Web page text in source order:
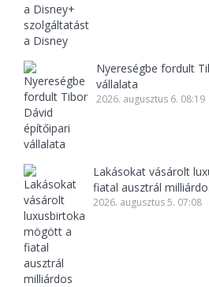
Nyereségbe fordult
vállalata
2026. augusztus 6. 08:19
Lakásokat vásárolt
fiatal ausztrál
2026. augusztus 5. 07:08